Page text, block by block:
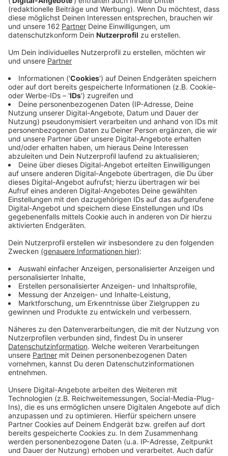
Der Song entstand in Zusammenarbeit mit dem
Harpoon (Shawn Mendes, Lykke Li, Years & Years und
von Ben und Gabe Turner inszeniert und fertiggestellt
worden. Beim Blick auf das Video bekommt man schon
wieder Lust auf Sommer, Sonne und vor allem bessere
Zeiten. Aber seht lieber selbst.
Anzeige
Wir benötigen Ihre
Zustimmung, um den YouTube
Video-Service zu laden!
Wir verwenden einen Service eines
Drittanbieters, um Videoinhalte
einzubetten. Dieser Service kann
Daten zu Ihren Aktivitäten
sammeln. Bitte lesen Sie die
Details durch und stimmen Sie der
Nutzung des Service zu, um dieses
Video anzusehen.
Mehr Informationen
Akzeptieren
Management Platform
Harry Styles - Golden (Official Video)
Anzeige
Anzeige